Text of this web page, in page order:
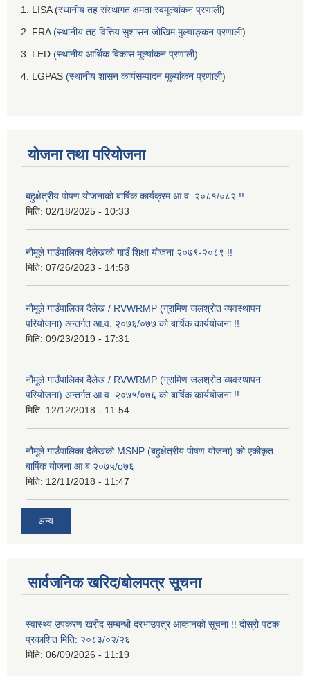
1. LISA (स्थानीय तह संस्थागत क्षमता स्वमूल्यांकन प्रणाली)
2. FRA(स्थानीय तह वित्तिय सुशासन जोखिम मुल्याङ्कन प्रणाली)
3. LED (स्थानीय आर्थिक विकास मूल्यांकन प्रणाली)
4. LGPAS (स्थानीय शासन कार्यसम्पादन मूल्यांकन प्रणाली)
योजना तथा परियोजना
बहुक्षेत्रीय पोषण योजनाको बार्षिक कार्यक्रम आ.व. २०८१/०८२ !!
मिति: 02/18/2025 - 10:33
नौमूले गाउँपालिका दैलेखको गाउँ शिक्षा योजना २०७९-२०८९ !!
मिति: 07/26/2023 - 14:58
नौमूले गाउँपालिका दैलेख / RVWRMP (ग्रामिण जलश्रोत व्यवस्थापन
परियोजना) अन्तर्गत आ.व. २०७६/०७७ को बार्षिक कार्ययोजना !!
मिति: 09/23/2019 - 17:31
नौमूले गाउँपालिका दैलेख / RVWRMP (ग्रामिण जलश्रोत व्यवस्थापन
परियोजना) अन्तर्गत आ.व. २०७५/०७६ को बार्षिक कार्ययोजना !!
मिति: 12/12/2018 - 11:54
नौमूले गाउँपालिका दैलेखको MSNP (बहुक्षेत्रीय पोषण योजना) को एकीकृत
बार्षिक योजना आ ब २०७५/o७६
मिति: 12/11/2018 - 11:47
अन्य
सार्वजनिक खरिद/बोलपत्र सूचना
स्वास्थ्य उपकरण खरीद सम्बन्धी दरभाउपत्र आव्हानको सूचना !! दोस्रो पटक
प्रकाशित मिति: २०८३/०२/२६
मिति: 06/09/2026 - 11:19